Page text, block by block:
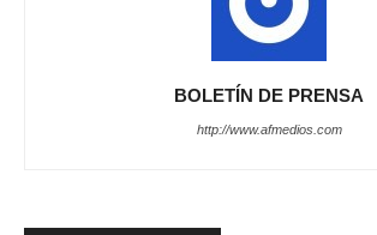
BOLETÍN DE PRENSA
http://www.afmedios.com